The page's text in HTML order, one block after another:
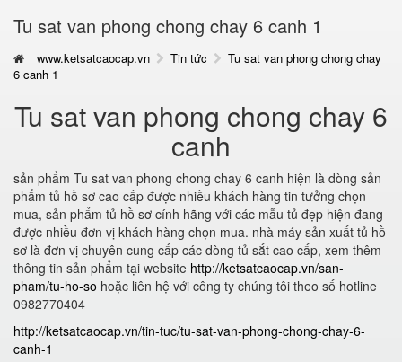
Tu sat van phong chong chay 6 canh 1
www.ketsatcaocap.vn Tin tức
Tu sat van phong chong chay
6 canh 1
Tu sat van phong chong chay 6
canh
sản phẩm Tu sat van phong chong chay 6 canh hiện là dòng sản
phẩm tủ hồ sơ cao cấp được nhiều khách hàng tin tưởng chọn
mua, sản phẩm tủ hồ sơ cính hãng với các mẫu tủ đẹp hiện đang
được nhiều đơn vị khách hàng chọn mua. nhà máy sản xuất tủ hồ
sơ là đơn vị chuyên cung cấp các dòng tủ sắt cao cấp, xem thêm
thông tin sản phẩm tại website http://ketsatcaocap.vn/san-
pham/tu-ho-so hoặc liên hệ với công ty chúng tôi theo số hotline
0982770404
http://ketsatcaocap.vn/tin-tuc/tu-sat-van-phong-chong-chay-6-
canh-1